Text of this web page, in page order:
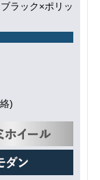
ラック×ポリッ
)